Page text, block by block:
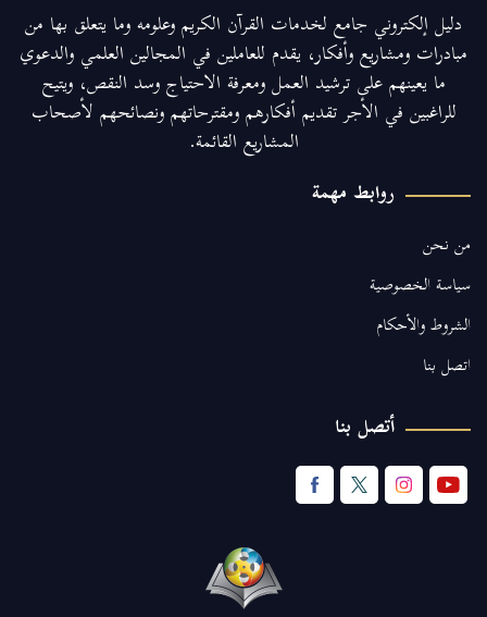
دليل إلكتروني جامع لخدمات القرآن الكريم وعلومه وما يتعلق بها من
مبادرات ومشاريع وأفكار، يقدم للعاملين في المجالين العلمي والدعوي
ما يعينهم على ترشيد العمل ومعرفة الاحتياج وسد النقص، ويتيح
للراغبين في الأجر تقديم أفكارهم ومقترحاتهم ونصائحهم لأصحاب
المشاريع القائمة.
روابط مهمة
من نحن
سياسة الخصوصية
الشروط والأحكام
اتصل بنا
أتصل بنا